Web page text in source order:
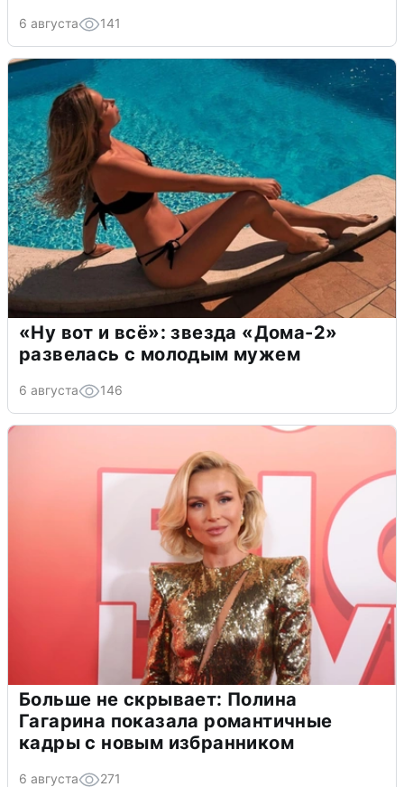
6 августа 141
«Ну вот и всё»: звезда «Дома-2»
развелась с молодым мужем
6 августа 146
Больше не скрывает: Полина
Гагарина показала романтичные
кадры с новым избранником
6 августа 271